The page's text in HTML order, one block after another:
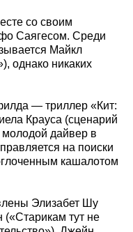
со своим
Саягесом. Среди
Майкл
однако никаких
— триллер «Кит:
Крауса (сценарий
дайвер в
на поиски
кашалотом
Элизабет Шу
тут не